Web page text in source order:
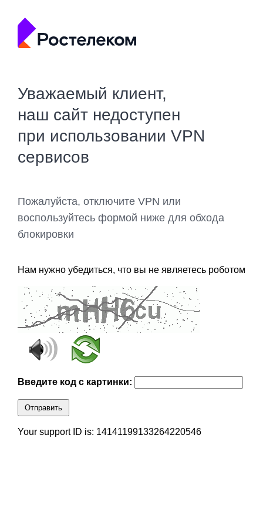
Уважаемый клиент,
наш сайт недоступен
при использовании VPN
сервисов
Пожалуйста, отключите VPN или
воспользуйтесь формой ниже для обхода
блокировки
Нам нужно убедиться, что вы не являетесь роботом
Введите код с картинки:
Отправить
Your support ID is: 14141199133264220546